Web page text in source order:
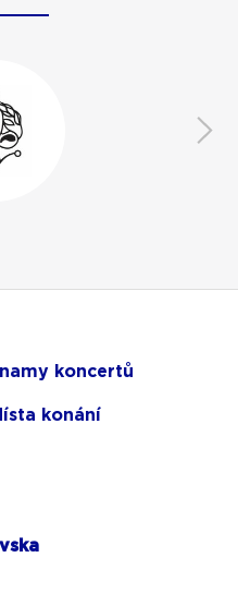
koncertů
konání